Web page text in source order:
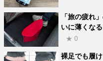
「旅の疲れ
いに薄くな
★ 0
裸足でも履